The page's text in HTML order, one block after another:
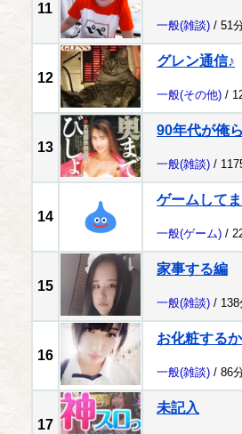
11
一般(雑談) / 51
12
グレン通信♪
一般(その他) /
13
90年代が俺
一般(雑談) /
14
ゲームして
一般(ゲーム) /
15
家事する編
一般(雑談) / 138
16
お化粧するか
一般(雑談) / 86
17
未記入